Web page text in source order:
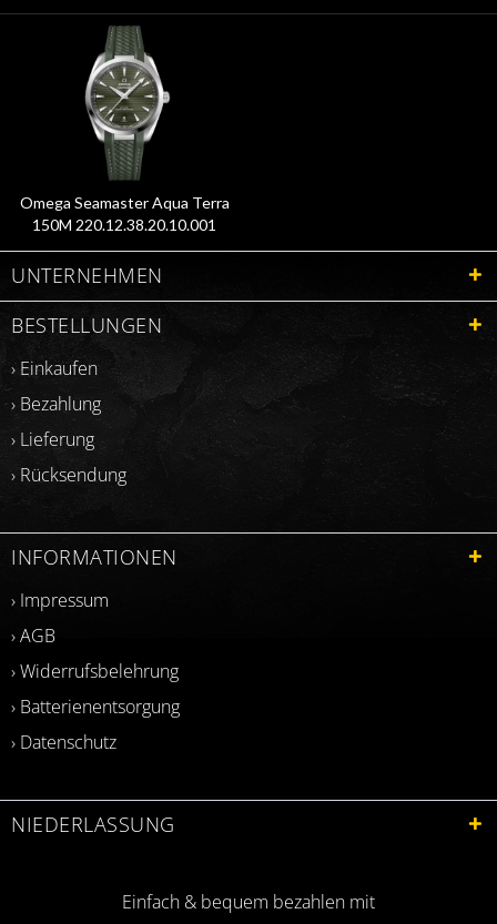
Omega Seamaster Aqua Terra
150M 220.12.38.20.10.001
UNTERNEHMEN
BESTELLUNGEN
› Einkaufen
› Bezahlung
› Lieferung
› Rücksendung
INFORMATIONEN
› Impressum
› AGB
› Widerrufsbelehrung
› Batterienentsorgung
› Datenschutz
NIEDERLASSUNG
Einfach & bequem bezahlen mit